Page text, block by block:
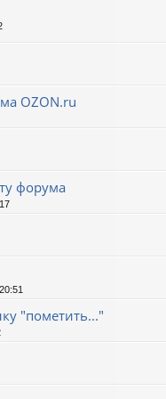
OZON.ru
форума
"пометить..."